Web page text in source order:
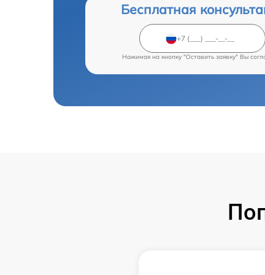
Бесплатная
Нажимая на кнопку "Оставить заявку" Вы